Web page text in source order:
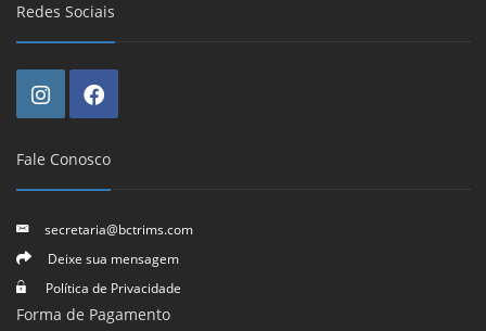
Redes Sociais
Fale Conosco
secretaria@bctrims.com
Deixe sua mensagem
Política de Privacidade
Forma de Pagamento